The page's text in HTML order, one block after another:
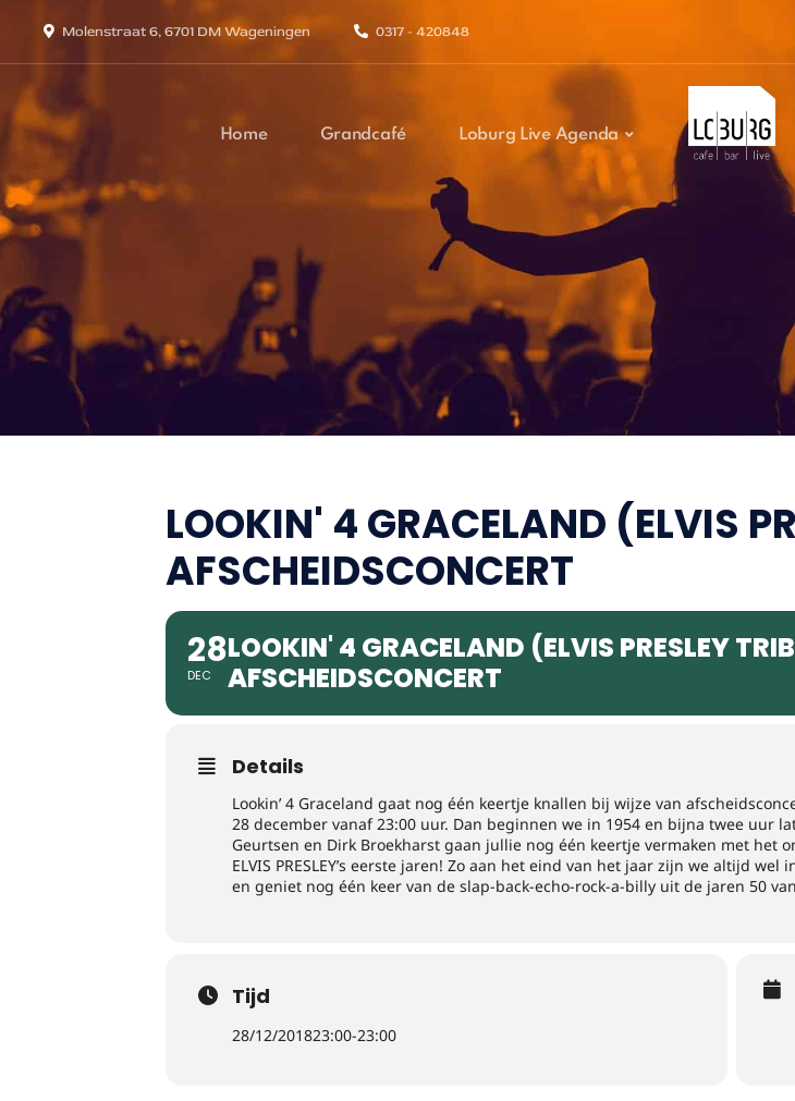
Molenstraat 6, 6701 DM Wageningen 0317 - 420848
Home Grandcafé Loburg Live Agenda
LOOKIN' 4 GRACELAND (ELVIS
AFSCHEIDSCONCERT
28
DEC
LOOKIN' 4 GRACELAND (ELVIS PRESLEY
AFSCHEIDSCONCERT
Details
Lookin’ 4 Graceland gaat nog één keertje knallen bij wijze van
28 december vanaf 23:00 uur. Dan beginnen we in 1954 en bijna twee uur
Geurtsen en Dirk Broekharst gaan jullie nog één keertje vermaken met het
ELVIS PRESLEY’s eerste jaren! Zo aan het eind van het jaar zijn we altijd
en geniet nog één keer van de slap-back-echo-rock-a-billy uit de jaren 50
Tijd
28/12/201823:00-23:00